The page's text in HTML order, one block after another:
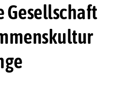
Gesellschaft